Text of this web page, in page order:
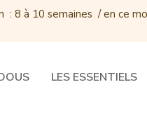
: 8 à 10 semaines / en ce
LES ESSENTIELS